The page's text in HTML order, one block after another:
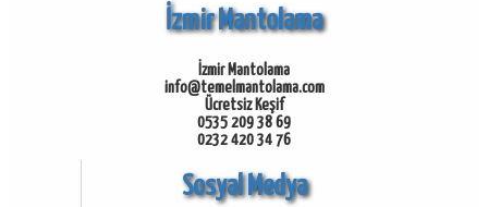
İzmir Mantolama
İzmir Mantolama
info@temelmantolama.com
Ücretsiz Keşif
0535 209 38 69
0232 420 34 76
Sosyal Medya